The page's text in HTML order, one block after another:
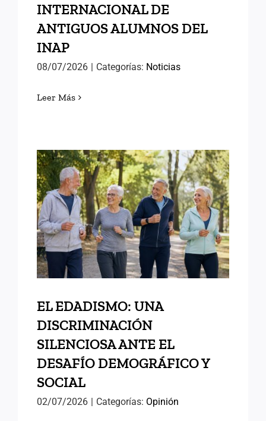
INTERNACIONAL DE
ANTIGUOS ALUMNOS DEL
INAP
08/07/2026 Categorías: Noticias
Leer Más
EL EDADISMO: UNA
DISCRIMINACIÓN
SILENCIOSA ANTE EL
DESAFÍO DEMOGRÁFICO Y
SOCIAL
EL EDADISMO: UNA
DISCRIMINACIÓN
SILENCIOSA ANTE EL
DESAFÍO DEMOGRÁFICO Y
SOCIAL
02/07/2026 | Categorías: Opinión